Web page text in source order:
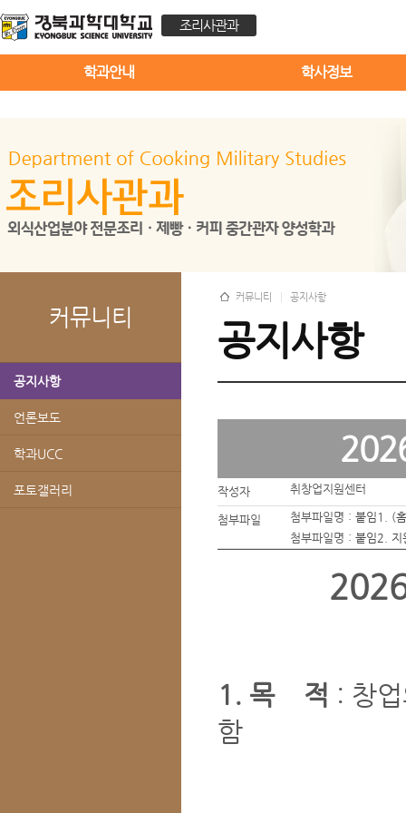
조리사관과
학과안내 학사정보
커뮤니티
공지사항
언론보도
학과UCC
포토갤러리
커뮤니티 공지사항
공지사항
작성자 취창업지원센터
첨부파일 첨부파일명 : 붙임1. (
첨부파일명 : 붙임2. 지
1. 목 적 : 창
함